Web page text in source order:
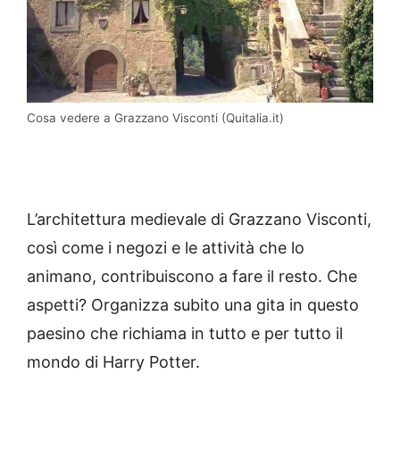
Cosa vedere a Grazzano Visconti (Quitalia.it)
L’architettura medievale di Grazzano Visconti,
così come i negozi e le attività che lo
animano, contribuiscono a fare il resto. Che
aspetti? Organizza subito una gita in questo
paesino che richiama in tutto e per tutto il
mondo di Harry Potter.